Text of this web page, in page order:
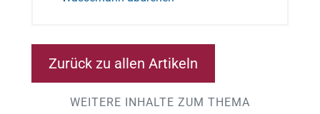
Zurück zu allen Artikeln
WEITERE INHALTE ZUM THEMA